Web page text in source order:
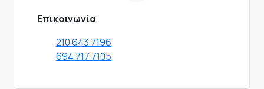
Επικοινωνία
210 643 7196
694 717 7105